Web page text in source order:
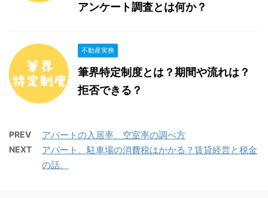
アンケート調査とは何か？
不動産実務
筆界特定制度とは？期間や流れは？
拒否できる？
PREV アパートの入居率、空室率の調べ方
NEXT
アパート、駐車場の消費税はかかる？賃貸経営と税金
の話。